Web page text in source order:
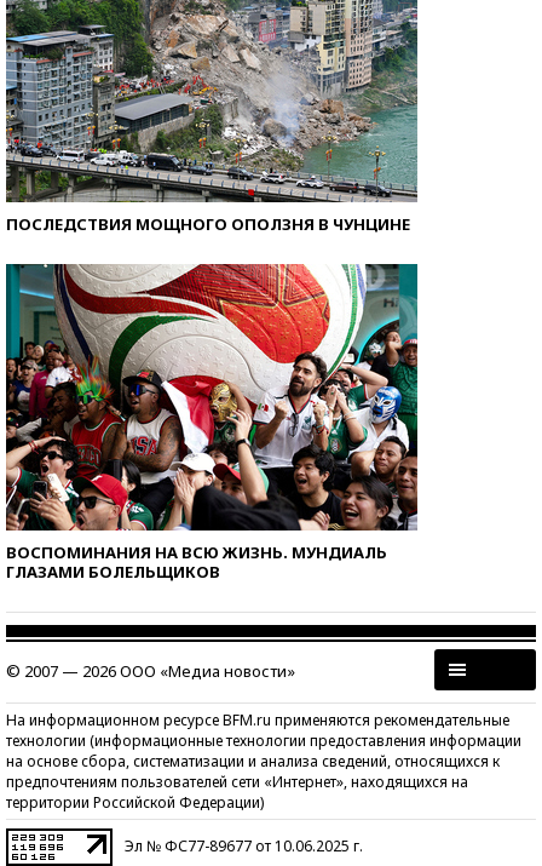
ПОСЛЕДСТВИЯ МОЩНОГО ОПОЛЗНЯ В ЧУНЦИНЕ
ВОСПОМИНАНИЯ НА ВСЮ ЖИЗНЬ. МУНДИАЛЬ
ГЛАЗАМИ БОЛЕЛЬЩИКОВ
© 2007 — 2026 ООО «Медиа новости»
На информационном ресурсе BFM.ru применяются рекомендательные
технологии (информационные технологии предоставления информации
на основе сбора, систематизации и анализа сведений, относящихся к
предпочтениям пользователей сети «Интернет», находящихся на
территории Российской Федерации)
Эл № ФС77-89677 от 10.06.2025 г.